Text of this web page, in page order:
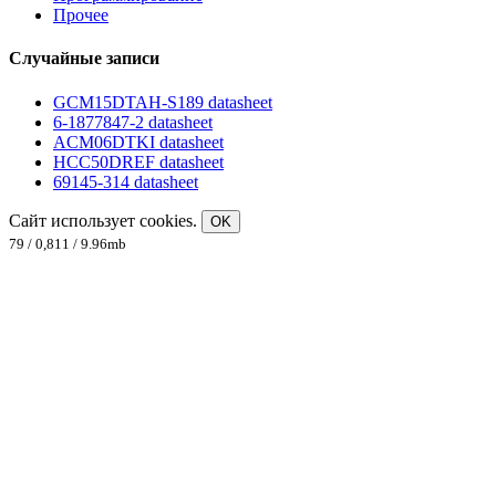
Прочее
Случайные записи
GCM15DTAH-S189 datasheet
6-1877847-2 datasheet
ACM06DTKI datasheet
HCC50DREF datasheet
69145-314 datasheet
Сайт использует cookies.
OK
79 / 0,811 / 9.96mb